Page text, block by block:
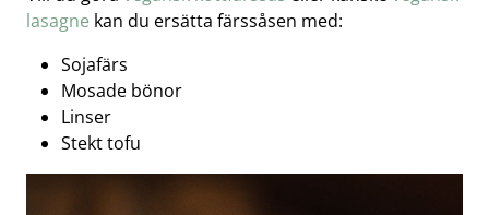
lasagne kan du ersätta färssåsen med:
Sojafärs
Mosade bönor
Linser
Stekt tofu